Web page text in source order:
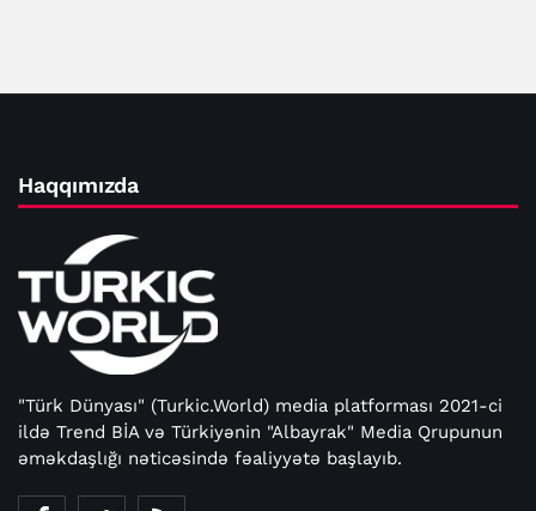
Haqqımızda
"Türk Dünyası" (Turkic.World) media platforması 2021-ci
ildə Trend BİA və Türkiyənin "Albayrak" Media Qrupunun
əməkdaşlığı nəticəsində fəaliyyətə başlayıb.